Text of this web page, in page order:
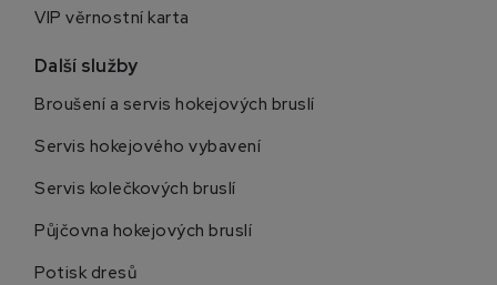
VIP věrnostní karta
Další služby
Broušení a servis hokejových bruslí
Servis hokejového vybavení
Servis kolečkových bruslí
Půjčovna hokejových bruslí
Potisk dresů